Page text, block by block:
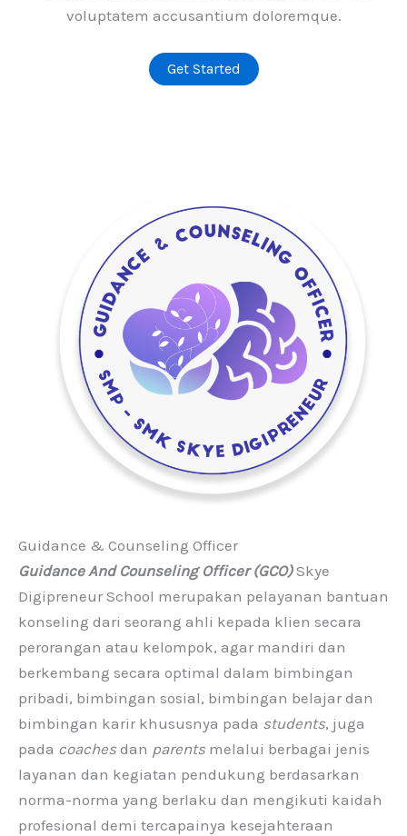
voluptatem accusantium doloremque.
Get Started
Guidance & Counseling Officer
Guidance And Counseling Officer (GCO)Skye
Digipreneur School merupakan pelayanan bantuan
konseling dari seorang ahli kepada klien secara
perorangan atau kelompok, agar mandiri dan
berkembang secara optimal dalam bimbingan
pribadi, bimbingan sosial, bimbingan belajar dan
bimbingan karir khususnya pada students, juga
pada coaches dan parents melalui berbagai jenis
layanan dan kegiatan pendukung berdasarkan
norma-norma yang berlaku dan mengikuti kaidah
profesional demi tercapainya kesejahteraan